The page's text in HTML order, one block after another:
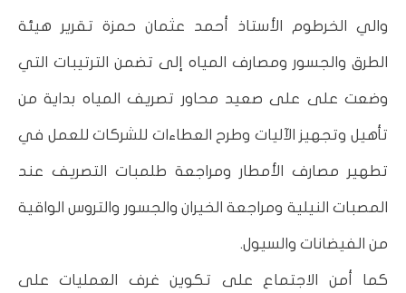
والي الخرطوم الأستاذ أحمد عثمان حمزة تقرير هيئة
الطرق والجسور ومصارف المياه إلى تضمن الترتيبات التي
وضعت على على صعيد محاور تصريف المياه بداية من
تأهيل وتجهيز الآليات وطرح العطاءات للشركات للعمل في
تطهير مصارف الأمطار ومراجعة طلمبات التصريف عند
المصبات النيلية ومراجعة الخيران والجسور والتروس الواقية
من الفيضانات والسيول.
كما أمن الاجتماع على تكوين غرف العمليات على